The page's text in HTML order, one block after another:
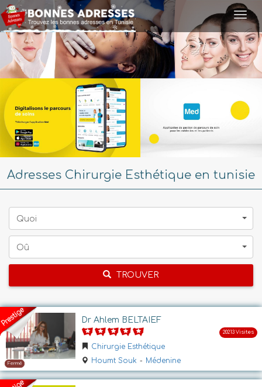
Adresses Chirurgie Esthétique en tunisie
Quoi
Oû
TROUVER
Dr Ahlem BELTAIEF
Chirurgie Esthétique
Houmt Souk - Médenine